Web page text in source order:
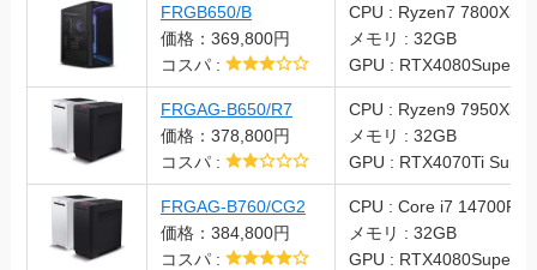
FRGB650/B
価格：369,800円
コスパ :
CPU : Ryzen7 7800X3D
メモリ : 32GB
GPU : RTX4080Super
FRGAG-B650/R7
価格：378,800円
コスパ :
CPU : Ryzen9 7950X3D
メモリ : 32GB
GPU : RTX4070Ti Super
FRGAG-B760/CG2
価格：384,800円
コスパ :
CPU : Core i7 14700F
メモリ : 32GB
GPU : RTX4080Super